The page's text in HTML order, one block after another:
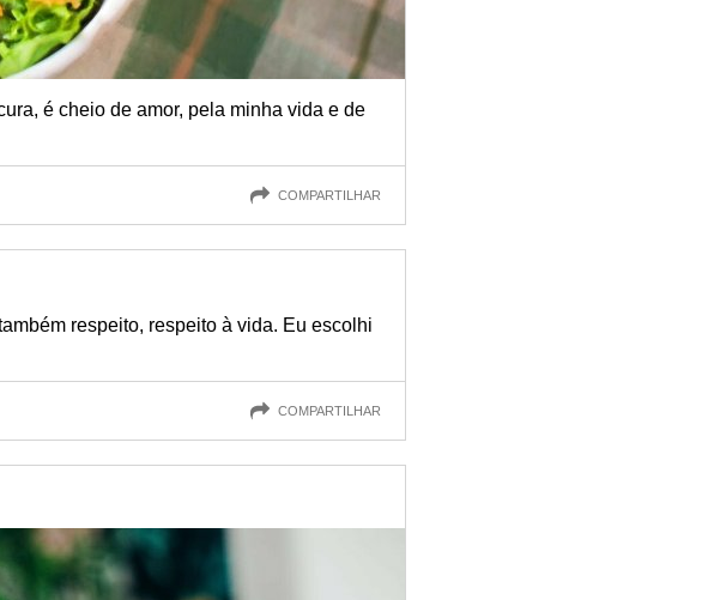
é cheio de amor, pela minha vida e de
COMPARTILHAR
respeito, respeito à vida. Eu escolhi
COMPARTILHAR